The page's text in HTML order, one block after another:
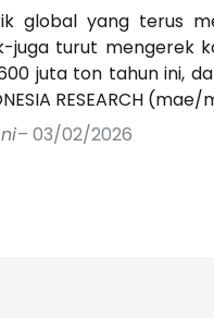
global yang terus
juga turut mengerek
juta ton tahun ini,
RESEARCH
– 03/02/2026